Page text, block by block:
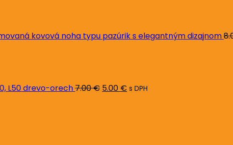
kovová noha typu pazúrik s elegantným dizajnom
L50 drevo-orech7.00€ 7.00 €.
5.00 € 5.00 €.
s DPH